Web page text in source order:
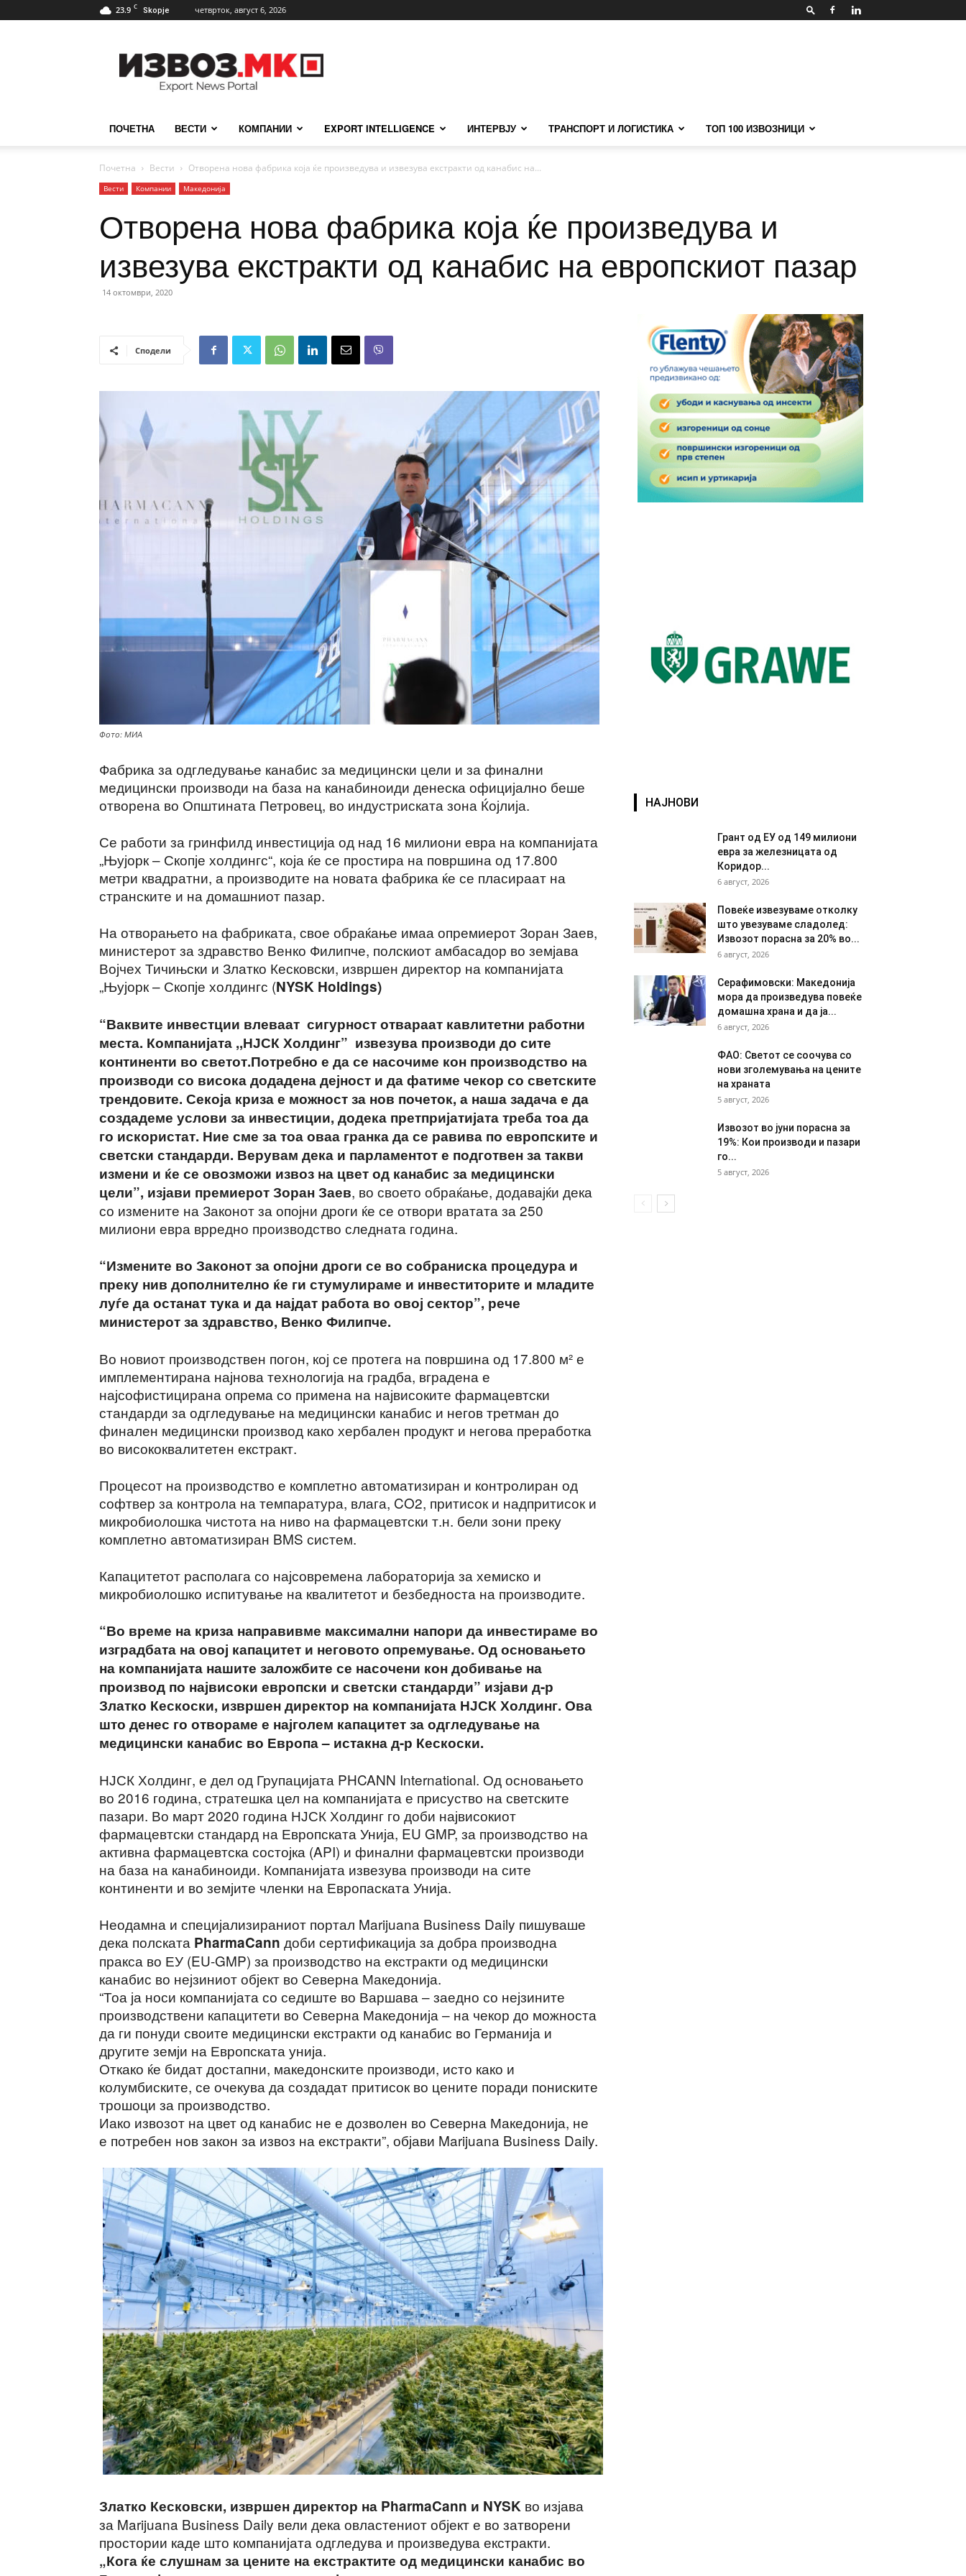
23.9 C Skopje четврток, август 6, 2026
ПОЧЕТНА ВЕСТИ КОМПАНИИ EXPORT INTELLIGENCE ИНТЕРВЈУ ТРАНСПОРТ И ЛОГИСТИКА ТОП 100 ИЗВОЗНИЦИ
Почетна Вести Отворена нова фабрика која ќе произведува и извезува екстракти од канабис на...
Вести Компании Македонија
Отворена нова фабрика која ќе произведува и
извезува екстракти од канабис на европскиот пазар
14 октомври, 2020
Сподели
Фото: МИА
Фабрика за одгледување канабис за медицински цели и за финални
медицински производи на база на канабиноиди денеска официјално беше
отворена во Општината Петровец, во индустриската зона Ќојлија.
Се работи за гринфилд инвестиција од над 16 милиони евра на компанијата
„Њујорк – Скопје холдингс“, која ќе се простира на површина од 17.800
метри квадратни, а производите на новата фабрика ќе се пласираат на
странските и на домашниот пазар.
На отворањето на фабриката, свое обраќање имаа опремиерот Зоран Заев,
министерот за здравство Венко Филипче, полскиот амбасадор во земјава
Војчех Тичињски и Златко Кесковски, извршен директор на компанијата
„Њујорк – Скопје холдингс (NYSK Holdings)
“Ваквите инвестции влеваат сигурност отвараат кавлитетни работни
места. Компанијата ,,НЈСК Холдинг” извезува производи до сите
континенти во светот.Потребно е да се насочиме кон производство на
производи со висока додадена дејност и да фатиме чекор со светските
трендовите. Секоја криза е можност за нов почеток, а наша задача е да
создадеме услови за инвестиции, додека претпријатијата треба тоа да
го искористат. Ние сме за тоа оваа гранка да се равива по европските и
светски стандарди. Верувам дека и парламентот е подготвен за такви
измени и ќе се овозможи извоз на цвет од канабис за медицински
цели”, изјави премиерот Зоран Заев, во своето обраќање, додавајќи дека
со измените на Законот за опојни дроги ќе се отвори вратата за 250
милиони евра врредно производство следната година.
“Измените во Законот за опојни дроги се во собраниска процедура и
преку нив дополнително ќе ги стумулираме и инвеститорите и младите
луѓе да останат тука и да најдат работа во овој сектор”, рече
министерот за здравство, Венко Филипче.
Во новиот производствен погон, кој се протега на површина од 17.800 м² е
имплементирана најнова технологија на градба, вградена е
најсофистицирана опрема со примена на највисоките фармацевтски
стандарди за одгледување на медицински канабис и негов третман до
финален медицински производ како хербален продукт и негова преработка
во висококвалитетен екстракт.
Процесот на производство е комплетно автоматизиран и контролиран од
софтвер за контрола на темпаратура, влага, CO2, притисок и надпритисок и
микробиолошка чистота на ниво на фармацевтски т.н. бели зони преку
комплетно автоматизиран BMS систем.
Капацитетот располага со најсовремена лабораторија за хемиско и
микробиолошко испитување на квалитетот и безбедноста на производите.
“Во време на криза направивме максимални напори да инвестираме во
изградбата на овој капацитет и неговото опремување. Од основањето
на компанијата нашите заложбите се насочени кон добивање на
производ по највисоки европски и светски стандарди” изјави д-р
Златко Кескоски, извршен директор на компанијата НЈСК Холдинг. Ова
што денес го отвораме е најголем капацитет за одгледување на
медицински канабис во Европа – истакна д-р Кескоски.
НЈСК Холдинг, е дел од Групацијата PHCANN International. Од основањето
во 2016 година, стратешка цел на компанијата е присуство на светските
пазари. Во март 2020 година НЈСК Холдинг го доби највисокиот
фармацевтски стандард на Европската Унија, EU GMP, за производство на
активна фармацевтска состојка (API) и финални фармацевтски производи
на база на канабиноиди. Компанијата извезува производи на сите
континенти и во земјите членки на Европаската Унија.
Неодамна и специјализираниот портал Marijuana Business Daily пишуваше
дека полската PharmaCann доби сертификација за добра производна
пракса во ЕУ (EU-GMP) за производство на екстракти од медицински
канабис во нејзиниот објект во Северна Македонија.
“Тоа ја носи компанијата со седиште во Варшава – заедно со нејзините
производствени капацитети во Северна Македонија – на чекор до можноста
да ги понуди своите медицински екстракти од канабис во Германија и
другите земји на Европската унија.
Откако ќе бидат достапни, македонските производи, исто како и
колумбиските, се очекува да создадат притисок во цените поради пониските
трошоци за производство.
Иако извозот на цвет од канабис не е дозволен во Северна Македонија, не
е потребен нов закон за извоз на екстракти”, објави Marijuana Business Daily.
Златко Кесковски, извршен директор на PharmaCann и NYSK во изјава
за Marijuana Business Daily вели дека овластениот објект е во затворени
простории каде што компанијата одгледува и произведува екстракти.
„Кога ќе слушнам за цените на екстрактите од медицински канабис во
НАЈНОВИ
Грант од ЕУ од 149 милиони
евра за железницата од
Коридор...
6 август, 2026
Повеќе извезуваме отколку
што увезуваме сладолед:
Извозот порасна за 20% во...
6 август, 2026
Серафимовски: Македонија
мора да произведува повеќе
домашна храна и да ја...
6 август, 2026
ФАО: Светот се соочува со
нови зголемувања на цените
на храната
5 август, 2026
Извозот во јуни порасна за
19%: Кои производи и пазари
го...
5 август, 2026